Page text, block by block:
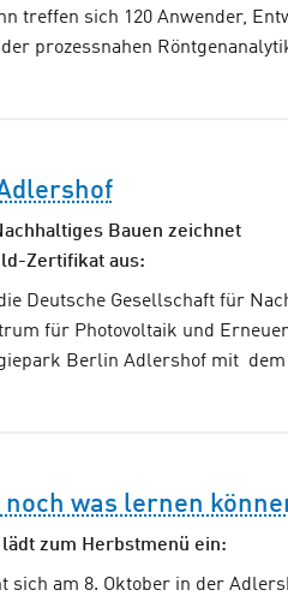
treffen sich 120 Anwender,
prozessnahen
Bauen zeichnet
Zertifikat aus:
Deutsche Gesellschaft für
für Photovoltaik und
Berlin Adlershof mit
noch was lernen
zum Herbstmenü ein:
sich am 8. Oktober in der